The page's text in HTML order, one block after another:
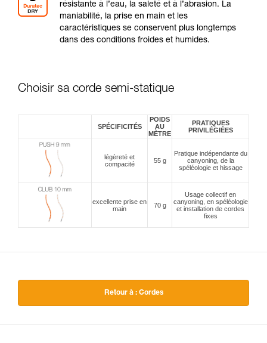
résistante à l’eau, la saleté et à l’abrasion. La
maniabilité, la prise en main et les
caractéristiques se conservent plus longtemps
dans des conditions froides et humides.
Choisir sa corde semi-statique
SPÉCIFICITÉS
POIDS
AU
MÈTRE
PRATIQUES
PRIVILÉGIÉES
légèreté et
compacité
55 g
Pratique indépendante du
canyoning, de la
spéléologie et hissage
excellente prise en
main
70 g
Usage collectif en
canyoning, en spéléologie
et installation de cordes
fixes
Retour à : Cordes